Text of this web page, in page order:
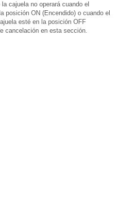
cajuela no operará cuando el
posición ON (Encendido) o cuando el
esté en la posición OFF
cancelación en esta sección.